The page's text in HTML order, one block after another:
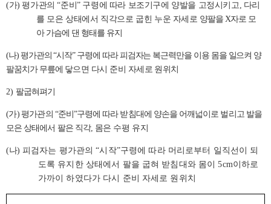
(가)평가관의“준비” 구령에 따라 보조기구에 양발을 고정시키고, 다리
를 모은 상태에서 직각으로 굽힌 누운 자세로 양팔을 X자로 모
아가슴에 댄 형태를 유지
(나) 평가관의“시작” 구령에 따라 피검자는 복근력만을 이용 몸을 일으켜 양
팔꿈치가 무릎에 닿으면 다시 준비 자세로 원위치
2) 팔굽혀펴기
(가)평가관의 “준비 ”구령에 따라 받침대에 양손을 어깨넓이로 벌리고 발을
모은 상태에서 팔은 직각, 몸은 수평 유지
(나) 피검자는 평가관의“시작”구령에 따라 머리로부터 일직선이 되
도록 유지한 상태에서 팔을 굽혀 받침대와 몸이5cm이하로
가까이 하였다가 다시 준비 자세로 원위치